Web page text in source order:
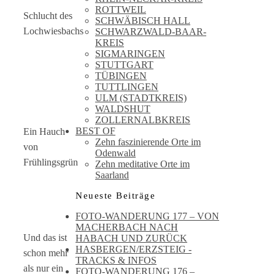
Schlucht des
Lochwiesbachs
Ein Hauch
von
Frühlingsgrün
Und das ist
schon mehr
als nur ein
ROTTWEIL
SCHWÄBISCH HALL
SCHWARZWALD-BAAR-
KREIS
SIGMARINGEN
STUTTGART
TÜBINGEN
TUTTLINGEN
ULM (STADTKREIS)
WALDSHUT
ZOLLERNALBKREIS
BEST OF
Zehn faszinierende Orte im
Odenwald
Zehn meditative Orte im
Saarland
Neueste Beiträge
FOTO-WANDERUNG 177 – VON
MACHERBACH NACH
HABACH UND ZURÜCK
HASBERGEN/ERZSTEIG -
TRACKS & INFOS
FOTO-WANDERUNG 176 –